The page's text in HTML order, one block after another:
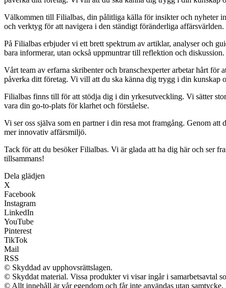
Välkommen till Filialbas, din pålitliga källa för insikter och nyheter
och verktyg för att navigera i den ständigt föränderliga affärsvärlden.
På Filialbas erbjuder vi ett brett spektrum av artiklar, analyser och
bara informerar, utan också uppmuntrar till reflektion och
Vårt team av erfarna skribenter och branschexperter arbetar hårt
påverka ditt företag. Vi vill att du ska känna dig trygg i din kunskap
Filialbas finns till för att stödja dig i din yrkesutveckling. Vi sätter
vara din go-to-plats för klarhet och förståelse.
Vi ser oss själva som en partner i din resa mot framgång. Genom
mer innovativ affärsmiljö.
Tack för att du besöker Filialbas. Vi är glada att ha dig här och ser
tillsammans!
Dela glädjen
X
Facebook
Instagram
LinkedIn
YouTube
Pinterest
TikTok
Mail
RSS
© Skyddad av upphovsrättslagen.
© Skyddat material. Vissa produkter vi visar ingår i samarbetsavtal
© Allt innehåll är vår egendom och får inte användas utan